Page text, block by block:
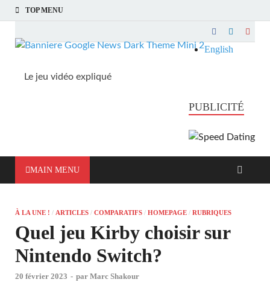
TOP MENU
English
Mieux comprendre les jeux vidéo
Le jeu vidéo expliqué
PUBLICITÉ
MAIN MENU
À LA UNE ! / ARTICLES / COMPARATIFS / HOMEPAGE / RUBRIQUES
Quel jeu Kirby choisir sur
Nintendo Switch?
20 février 2023 - par Marc Shakour